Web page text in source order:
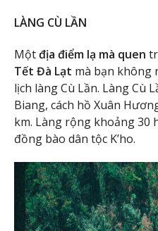
LÀNG CÙ LẦN
Mộtđịa điểm lạ mà quen
Tết Đà Lạt mà bạn không
lịch làng Cù Lần. Làng Cù
Biang, cách hồ Xuân
km. Làng rộng khoảng 30
đồng bào dân tộc K’ho.